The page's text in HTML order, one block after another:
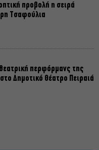
προβολή η σειρά
Τσαφούλια
περφόρμανς της
Δημοτικό Θέατρο Πειραιά